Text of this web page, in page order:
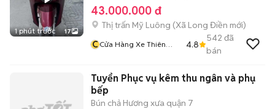
1 phút trước 17
43.000.000 đ
Thị trấn Mỹ Luông (Xã Long Điền mới)
CCửa Hàng Xe Thiên
4.8
542 đã
bán
Tuyển Phục vụ kêm thu ngân và phụ
bếp
Bún chả Hương xưa quận 7